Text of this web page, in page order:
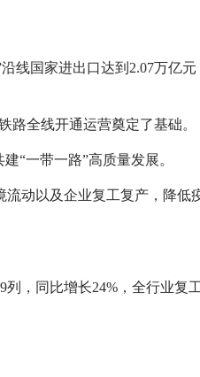
线国家进出口达到2.07万亿
全线开通运营奠定了基础。
“一带一路”高质量发展。
动以及企业复工复产，降低
，同比增长24%，全行业复工